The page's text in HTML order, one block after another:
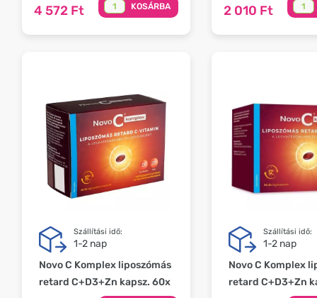
4 572 Ft KOSÁRBA 2 010 Ft
Szállítási idő:
1-2 nap
Novo C Komplex liposzómás
retard C+D3+Zn kapsz. 60x
Szállítási idő:
1-2 nap
Novo C Komplex
retard C+D3+Zn